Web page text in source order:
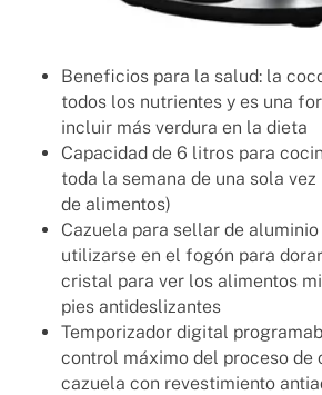
Beneficios para la salud: la
todos los nutrientes y es una
incluir más verdura en la dieta
Capacidad de 6 litros para
toda la semana de una sola
de alimentos)
Cazuela para sellar de aluminio
utilizarse en el fogón para
cristal para ver los alimentos
pies antideslizantes
Temporizador digital
control máximo del proceso de
cazuela con revestimiento